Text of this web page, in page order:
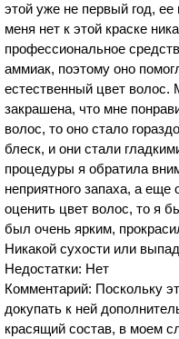
этой уже не первый год, ее
меня нет к этой краске
профессиональное
аммиак, поэтому оно
естественный цвет
закрашена, что мне
волос, то оно стало
блеск, и они стали
процедуры я обратила
неприятного запаха, а еще
оценить цвет волос, то я
был очень ярким,
Никакой сухости или
Недостатки: Нет
Комментарий: Поскольку
докупать к ней
красящий состав, в моем